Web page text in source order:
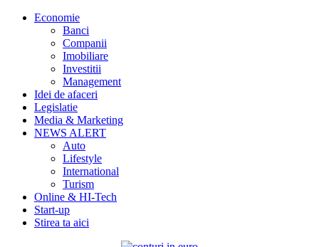
Economie
Banci
Companii
Imobiliare
Investitii
Management
Idei de afaceri
Legislatie
Media & Marketing
NEWS ALERT
Auto
Lifestyle
International
Turism
Online & HI-Tech
Start-up
Stirea ta aici